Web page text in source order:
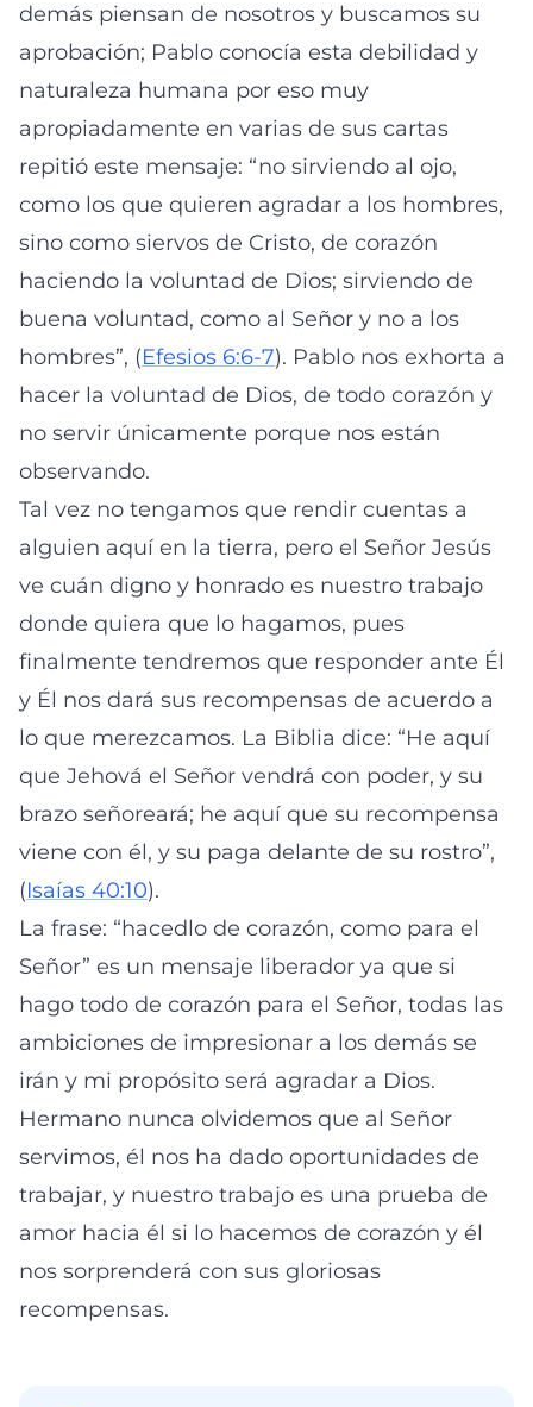
demás piensan de nosotros y buscamos su
aprobación; Pablo conocía esta debilidad y
naturaleza humana por eso muy
apropiadamente en varias de sus cartas
repitió este mensaje: “no sirviendo al ojo,
como los que quieren agradar a los hombres,
sino como siervos de Cristo, de corazón
haciendo la voluntad de Dios; sirviendo de
buena voluntad, como al Señor y no a los
hombres”, (Efesios 6:6-7). Pablo nos exhorta a
hacer la voluntad de Dios, de todo corazón y
no servir únicamente porque nos están
observando.
Tal vez no tengamos que rendir cuentas a
alguien aquí en la tierra, pero el Señor Jesús
ve cuán digno y honrado es nuestro trabajo
donde quiera que lo hagamos, pues
finalmente tendremos que responder ante Él
y Él nos dará sus recompensas de acuerdo a
lo que merezcamos. La Biblia dice: “He aquí
que Jehová el Señor vendrá con poder, y su
brazo señoreará; he aquí que su recompensa
viene con él, y su paga delante de su rostro”,
(Isaías 40:10).
La frase: “hacedlo de corazón, como para el
Señor” es un mensaje liberador ya que si
hago todo de corazón para el Señor, todas las
ambiciones de impresionar a los demás se
irán y mi propósito será agradar a Dios.
Hermano nunca olvidemos que al Señor
servimos, él nos ha dado oportunidades de
trabajar, y nuestro trabajo es una prueba de
amor hacia él si lo hacemos de corazón y él
nos sorprenderá con sus gloriosas
recompensas.